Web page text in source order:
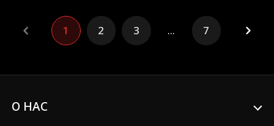
оказываются вместе.
1 2 3 ... 7
О НАС